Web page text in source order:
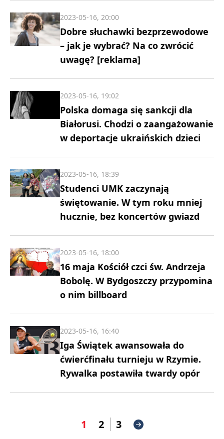
Dobre słuchawki bezprzewodowe
– jak je wybrać? Na co zwrócić
uwagę? [reklama]
2023-05-16, 20:00
Polska domaga się sankcji dla
Białorusi. Chodzi o zaangażowanie
w deportacje ukraińskich dzieci
2023-05-16, 19:02
Studenci UMK zaczynają
świętowanie. W tym roku mniej
hucznie, bez koncertów gwiazd
2023-05-16, 18:39
16 maja Kościół czci św. Andrzeja
Bobolę. W Bydgoszczy przypomina
o nim billboard
2023-05-16, 18:00
Iga Świątek awansowała do
ćwierćfinału turnieju w Rzymie.
Rywalka postawiła twardy opór
2023-05-16, 16:40
1 2 3